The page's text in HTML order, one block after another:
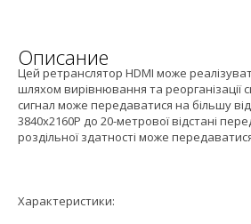
Описание
Цей ретранслятор HDMI може
шляхом вирівнювання та реорганізації
сигнал може передаватися на більшу
3840x2160P до 20-метрової відстані
роздільної здатності може
Характеристики: